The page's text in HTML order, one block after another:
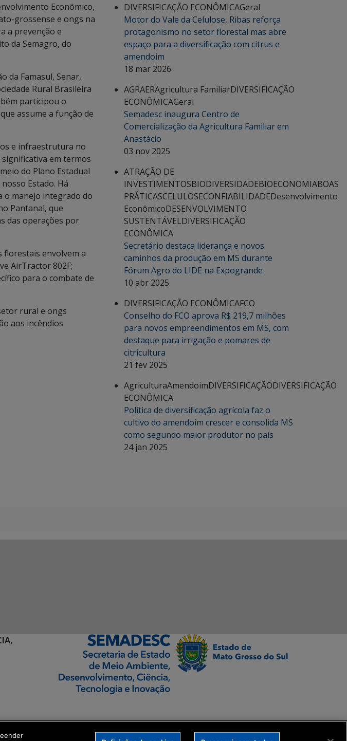
Econômico,
grossense e ongs na
a prevenção e
da Semagro, do
da Famasul, Senar,
Rural Brasileira
participou o
assume a função de
e infraestrutura no
significativa em termos
do Plano Estadual
Estado. Há
o manejo integrado do
Pantanal, que
das operações por
florestais envolvem a
AirTractor 802F;
para o combate de
rural e ongs
aos incêndios
DIVERSIFICAÇÃO ECONÔMICAGeral
Motor do Vale da Celulose, Ribas reforça
protagonismo no setor florestal mas abre
espaço para a diversificação com citrus e
amendoim
18 mar 2026
AGRAERAgricultura FamiliarDIVERSIFICAÇÃO
ECONÔMICAGeral
Semadesc inaugura Centro de
Comercialização da Agricultura Familiar em
Anastácio
03 nov 2025
ATRAÇÃO DE
INVESTIMENTOSBIODIVERSIDADEBIOECONOMIABOAS
PRÁTICASCELULOSECONFIABILIDADEDesenvolvimento
EconômicoDESENVOLVIMENTO
SUSTENTÁVELDIVERSIFICAÇÃO
ECONÔMICA
Secretário destaca liderança e novos
caminhos da produção em MS durante
Fórum Agro do LIDE na Expogrande
10 abr 2025
DIVERSIFICAÇÃO ECONÔMICAFCO
Conselho do FCO aprova R$ 219,7 milhões
para novos empreendimentos em MS, com
destaque para irrigação e pomares de
citricultura
21 fev 2025
AgriculturaAmendoimDIVERSIFICAÇÃODIVERSIFICAÇÃO
ECONÔMICA
Política de diversificação agrícola faz o
cultivo do amendoim crescer e consolida MS
como segundo maior produtor no país
24 jan 2025